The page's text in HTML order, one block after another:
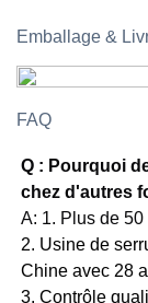
Emballage &
FAQ
Q : Pourquoi
chez d'autres
A: 1. Plus de
2. Usine de
Chine avec 28
3. Contrôle